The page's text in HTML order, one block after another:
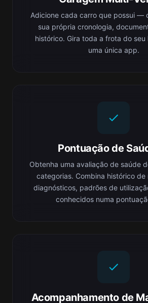
Adicione cada carro que possui —
sua própria cronologia,
histórico. Gira toda a frota do
uma única app.
Pontuação de
Obtenha uma avaliação de saúde
categorias. Combina histórico de
diagnósticos, padrões de
conhecidos numa
Acompanhamento de